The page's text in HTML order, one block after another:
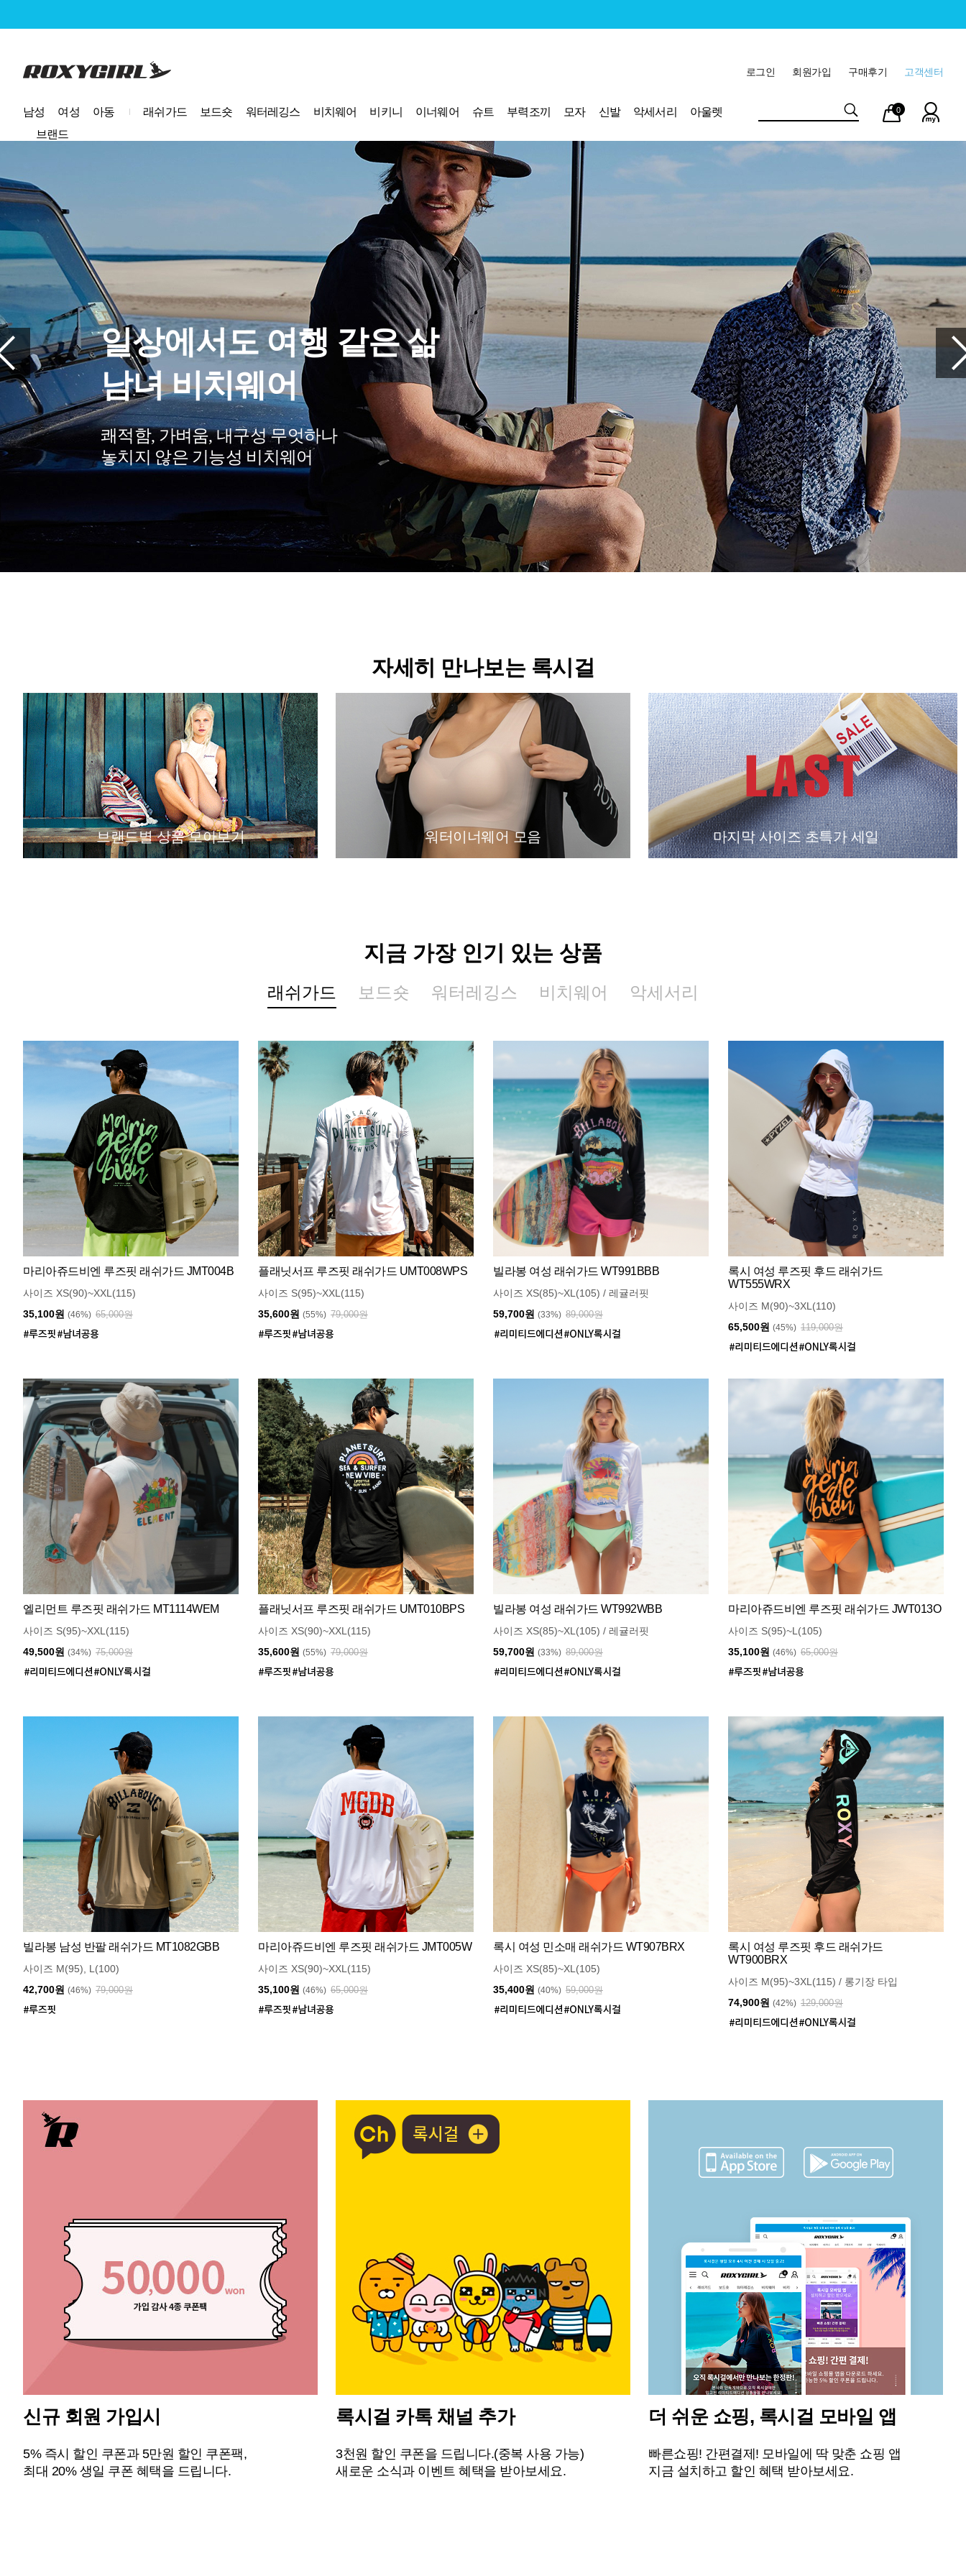
로고 고객센터
구매후기
회원가입
로그인
남성 여성 아동 래쉬가드 보드숏 워터레깅스 비치웨어 비키니 이너웨어 슈트 부력조끼 모자 신발 악세서리
아울렛
브랜드
마이
페이
장바
구니
0
록시걸 아울렛
전 상품 최대 70% 할인
래쉬가드, 보드숏, 서프티 등 글로벌 서핑 브랜드 제품을
최대 70% 할인된 금액에 만나보세요.
자세히 만나보는 록시걸
브랜드별 상품 모아보기 워터이너웨어 모음 마지막 사이즈 초특가 세일
지금 가장 인기 있는 상품
래쉬가드 보드숏 워터레깅스 비치웨어 악세서리
마리아쥬드비엔 루즈핏 래쉬가드 JMT004B
사이즈 XS(90)~XXL(115)
35,100원 (46%) 65,000원
플래닛서프 루즈핏 래쉬가드 UMT008WPS
사이즈 S(95)~XXL(115)
35,600원 (55%) 79,000원
빌라봉 여성 래쉬가드 WT991BBB
사이즈 XS(85)~XL(105) / 레귤러핏
59,700원 (33%) 89,000원
록시 여성 루즈핏 후드 래쉬가드
WT555WRX
사이즈 M(90)~3XL(110)
65,500원 (45%) 119,000원
엘리먼트 루즈핏 래쉬가드 MT1114WEM
사이즈 S(95)~XXL(115)
49,500원 (34%) 75,000원
플래닛서프 루즈핏 래쉬가드 UMT010BPS
사이즈 XS(90)~XXL(115)
35,600원 (55%) 79,000원
빌라봉 여성 래쉬가드 WT992WBB
사이즈 XS(85)~XL(105) / 레귤러핏
59,700원 (33%) 89,000원
마리아쥬드비엔 루즈핏 래쉬가드 JWT013O
사이즈 S(95)~L(105)
35,100원 (46%) 65,000원
빌라봉 남성 반팔 래쉬가드 MT1082GBB
사이즈 M(95), L(100)
42,700원 (46%) 79,000원
마리아쥬드비엔 루즈핏 래쉬가드 JMT005W
사이즈 XS(90)~XXL(115)
35,100원 (46%) 65,000원
록시 여성 민소매 래쉬가드 WT907BRX
사이즈 XS(85)~XL(105)
35,400원 (40%) 59,000원
록시 여성 루즈핏 후드 래쉬가드
WT900BRX
사이즈 M(95)~3XL(115) / 롱기장 타입
74,900원 (42%) 129,000원
신규 회원 가입시
5% 즉시 할인 쿠폰과 5만원 할인 쿠폰팩,
최대 20% 생일 쿠폰 혜택을 드립니다.
록시걸 카톡 채널 추가
3천원 할인 쿠폰을 드립니다.(중복 사용 가능)
새로운 소식과 이벤트 혜택을 받아보세요.
더 쉬운 쇼핑, 록시걸 모바일 앱
빠른쇼핑! 간편결제! 모바일에 딱 맞춘 쇼핑 앱
지금 설치하고 할인 혜택 받아보세요.